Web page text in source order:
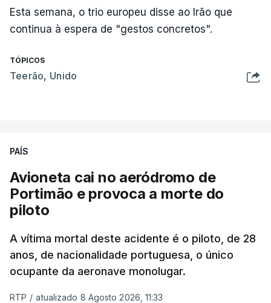
Esta semana, o trio europeu disse ao Irão que
continua à espera de "gestos concretos".
TÓPICOS
Teerão, Unido
PAÍS
Avioneta cai no aeródromo de
Portimão e provoca a morte do
piloto
A vítima mortal deste acidente é o piloto, de 28
anos, de nacionalidade portuguesa, o único
ocupante da aeronave monolugar.
RTP / atualizado 8 Agosto 2026, 11:33